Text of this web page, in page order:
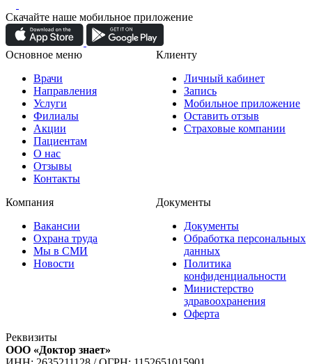
Скачайте наше мобильное приложение
Основное меню
Врачи
Направления
Услуги
Филиалы
Акции
Пациентам
О нас
Отзывы
Контакты
Клиенту
Личный кабинет
Запись
Мобильное приложение
Оставить отзыв
Страховые компании
Компания
Вакансии
Охрана труда
Мы в СМИ
Новости
Документы
Документы
Обработка персональных
данных
Политика
конфиденциальности
Министерство
здравоохранения
Оферта
Реквизиты
ООО «Доктор знает»